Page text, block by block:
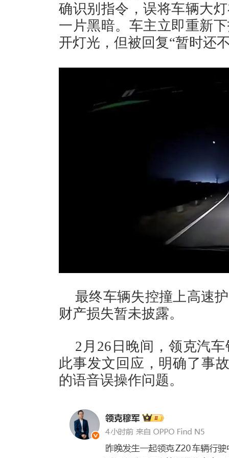
确识别指令，误将车辆大
一片黑暗。车主立即重新
开灯光，但被回复“暂时还
最终车辆失控撞上高速
财产损失暂未披露。
2月26日晚间，领克汽
此事发文回应，明确了事
的语音误操作问题。